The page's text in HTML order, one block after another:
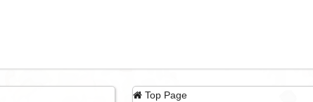
Top Page